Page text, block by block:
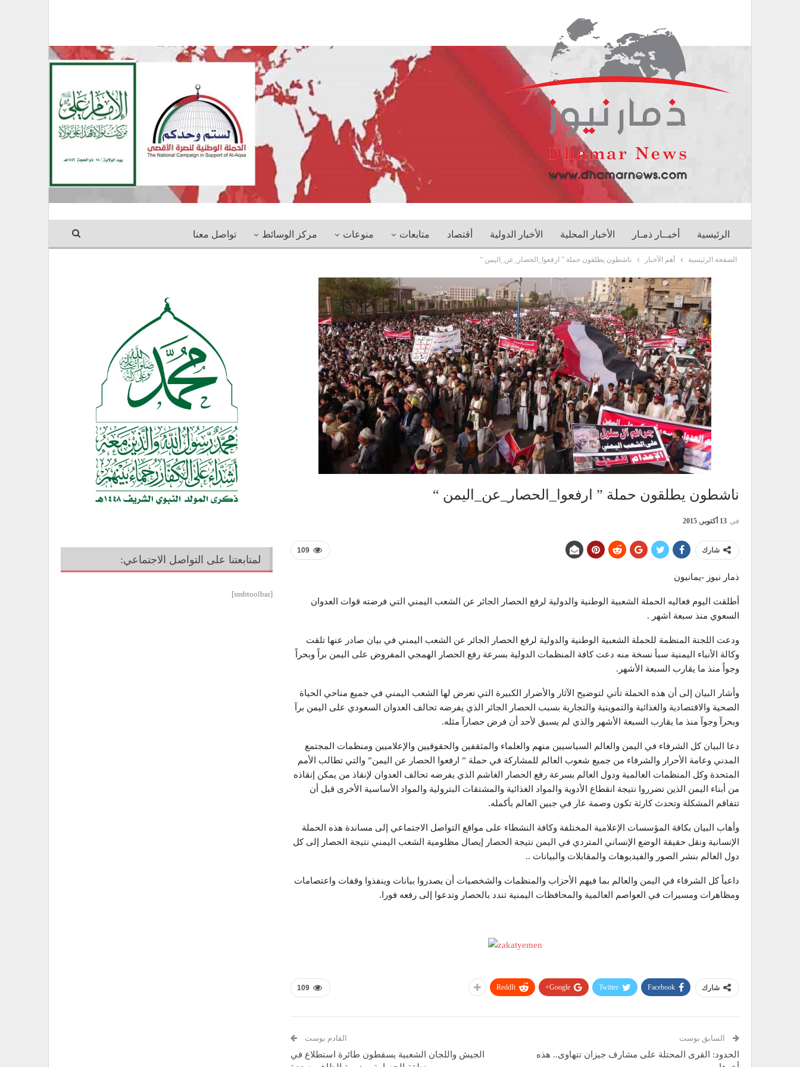
الرئيسية أخبــار ذمـار الأخبار المحلية الأخبار الدولية أقتصاد متابعات منوعات مركز الوسائط تواصل معنا
الصفحة الرئيسية أهم الأخبار ناشطون يطلقون حملة ” ارفعوا_الحصار_عن_اليمن “
ناشطون يطلقون حملة ” ارفعوا_الحصار_عن_اليمن “
في 13 أكتوبر, 2015
109 شارك
ذمار نيوز -يمانيون
أطلقت اليوم فعاليه الحملة الشعبية الوطنية والدولية لرفع الحصار الجائر عن الشعب اليمني التي فرضته قوات العدوان
السعوي منذ سبعة اشهر .
ودعت اللجنة المنظمة للحملة الشعبية الوطنية والدولية لرفع الحصار الجائر عن الشعب اليمني في بيان صادر عنها تلقت
وكالة الأنباء اليمنية سبأ نسخة منه دعت كافة المنظمات الدولية بسرعة رفع الحصار الهمجي المفروض على اليمن براً وبحراً
وجواً منذ ما يقارب السبعة الأشهر.
وأشار البيان إلى أن هذه الحملة تأتي لتوضيح الآثار والأضرار الكبيرة التي تعرض لها الشعب اليمني في جميع مناحي الحياة
الصحية والاقتصادية والغذائية والتموينية والتجارية بسبب الحصار الجائر الذي يفرضه تحالف العدوان السعودي على اليمن برآ
وبحرآ وجوآ منذ ما يقارب السبعة الأشهر والذي لم يسبق لأحد أن فرض حصارآ مثله.
دعا البيان كل الشرفاء في اليمن والعالم السياسيين منهم والعلماء والمثقفين والحقوقيين والإعلاميين ومنظمات المجتمع
المدني وعامة الأحرار والشرفاء من جميع شعوب العالم للمشاركة في حملة ” ارفعوا الحصار عن اليمن” والتي تطالب الأمم
المتحدة وكل المنظمات العالمية ودول العالم بسرعة رفع الحصار الغاشم الذي يفرضه تحالف العدوان ﻹنقاذ من يمكن إنقاذه
من أبناء اليمن الذين تضرروا نتيجة انقطاع الأدوية والمواد الغذائية والمشتقات البترولية والمواد الأساسية الأخرى قبل أن
تتفاقم المشكلة وتحدث كارثة تكون وصمة عار في جبين العالم بأكمله.
وأهاب البيان بكافة المؤسسات الإعلامية المختلفة وكافة النشطاء على مواقع التواصل الاجتماعي إلى مساندة هذه الحملة
الإنسانية ونقل حقيقة الوضع الإنساني المتردي في اليمن نتيجة الحصار إيصال مظلومية الشعب اليمني نتيجة الحصار إلى كل
دول العالم بنشر الصور والفيديوهات والمقابلات والبيانات ..
داعياً كل الشرفاء في اليمن والعالم بما فيهم الأحزاب والمنظمات والشخصيات أن يصدروا بيانات وينفذوا وقفات واعتصامات
ومظاهرات ومسيرات في العواصم العالمية والمحافظات اليمنية تندد بالحصار وتدعوا إلى رفعه فورا.
109 شارك Facebook
Twitter
Google+
ReddIt
السابق بوست
الحدود: القرى المحتلة على مشارف جيزان تتهاوى.. هذه
القادم بوست
الجيش واللجان الشعبية يسقطون طائرة استطلاع في
لمتابعتنا على التواصل الاجتماعي:
[smbtoolbar]